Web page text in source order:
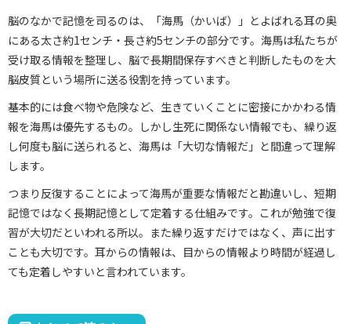
脳のなかで記憶を司るのは、「海馬（かいば）」とよばれる耳の奥
にある太さ約1センチ・長さ約5センチの部分です。海馬は私たちが
受け取る情報を整理し、脳で長期間保存すべきと判断したものを大
脳皮質という場所に送る役割を持っています。
基本的には食べ物や危険など、生きていくことに密接にかかわる情
報を海馬は優先するもの。しかし生死に関係ない情報でも、繰り返
し何度も脳に送られると、海馬は「大切な情報だ」と間違って理解
します。
つまり反復することによって海馬が重要な情報だと勘違いし、短期
記憶ではなく長期記憶として定着する仕組みです。これが勉強で復
習が大切だといわれる所以。また繰り返すだけではなく、声に出す
ことも大切です。耳からの情報は、目からの情報より時間が経過し
ても定着しやすいと言われています。